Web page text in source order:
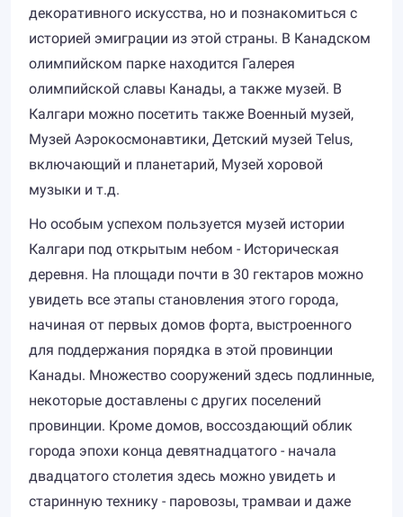
декоративного искусства, но и познакомиться с
историей эмиграции из этой страны. В Канадском
олимпийском парке находится Галерея
олимпийской славы Канады, а также музей. В
Калгари можно посетить также Военный музей,
Музей Аэрокосмонавтики, Детский музей Telus,
включающий и планетарий, Музей хоровой
музыки и т.д.
Но особым успехом пользуется музей истории
Калгари под открытым небом - Историческая
деревня. На площади почти в 30 гектаров можно
увидеть все этапы становления этого города,
начиная от первых домов форта, выстроенного
для поддержания порядка в этой провинции
Канады. Множество сооружений здесь подлинные,
некоторые доставлены с других поселений
провинции. Кроме домов, воссоздающий облик
города эпохи конца девятнадцатого - начала
двадцатого столетия здесь можно увидеть и
старинную технику - паровозы, трамваи и даже